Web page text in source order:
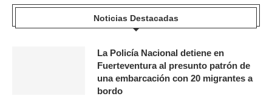
Noticias Destacadas
La Policía Nacional detiene en
Fuerteventura al presunto patrón de
una embarcación con 20 migrantes a
bordo